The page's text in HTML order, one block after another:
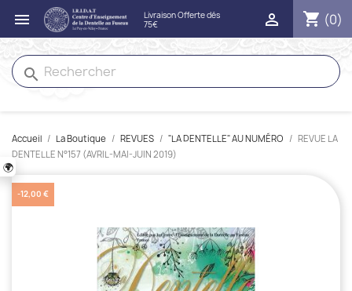
🌍
 shopping_cart (0)

search
Accueil La Boutique REVUES "LA DENTELLE" AU NUMÉRO
REVUE LA
DENTELLE N°157 (AVRIL-MAI-JUIN 2019)
-12,00 €